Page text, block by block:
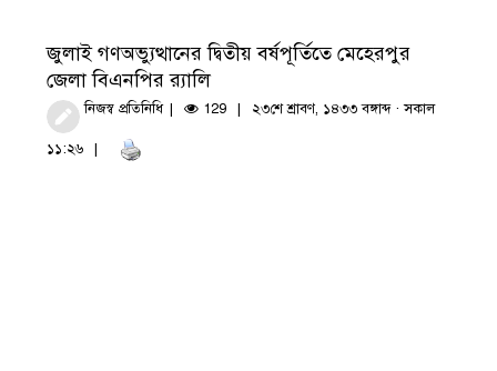
জুলাই গণঅভ্যুত্থানের দ্বিতীয় বর্ষপূর্তিতে মেহেরপুর
জেলা বিএনপির র‍্যালি
নিজস্ব প্রতিনিধি 129 ২৩শে শ্রাবণ, ১৪৩৩ বঙ্গাব্দ · সকাল
১১:২৬